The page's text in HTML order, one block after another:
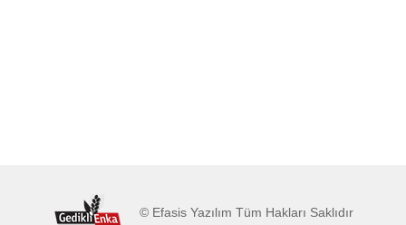
© Efasis Yazılım Tüm Hakları Saklıdır